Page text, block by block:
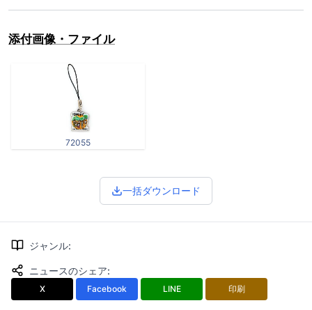
添付画像・ファイル
72055
一括ダウンロード
ジャンル:
ニュースのシェア:
X Facebook LINE 印刷